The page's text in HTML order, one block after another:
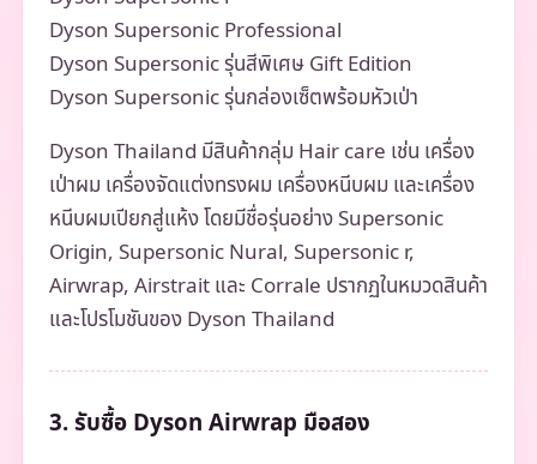
Dyson Supersonic Professional
Dyson Supersonic รุ่นสีพิเศษ Gift Edition
Dyson Supersonic รุ่นกล่องเซ็ตพร้อมหัวเป่า
Dyson Thailand มีสินค้ากลุ่ม Hair care เช่น เครื่อง
เป่าผม เครื่องจัดแต่งทรงผม เครื่องหนีบผม และเครื่อง
หนีบผมเปียกสู่แห้ง โดยมีชื่อรุ่นอย่าง Supersonic
Origin, Supersonic Nural, Supersonic r,
Airwrap, Airstrait และ Corrale ปรากฏในหมวดสินค้า
และโปรโมชันของ Dyson Thailand
3. รับซื้อ Dyson Airwrap มือสอง